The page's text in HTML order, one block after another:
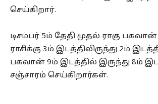
செய்கிறார்.
டிசம்பர் 5ம் தேதி முதல் ராகு
ராசிக்கு 3ம் இடத்திலிருந்து 2ம்
பகவான் 9ம் இடத்தில் இருந்து 8ம்
சஞ்சாரம் செய்கிறார்கள்.